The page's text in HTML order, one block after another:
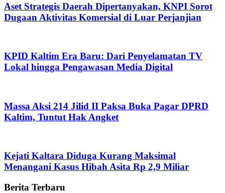
Aset Strategis Daerah Dipertanyakan, KNPI Sorot
Dugaan Aktivitas Komersial di Luar Perjanjian
KPID Kaltim Era Baru: Dari Penyelamatan TV
Lokal hingga Pengawasan Media Digital
Massa Aksi 214 Jilid II Paksa Buka Pagar DPRD
Kaltim, Tuntut Hak Angket
Kejati Kaltara Diduga Kurang Maksimal
Menangani Kasus Hibah Asita Rp 2,9 Miliar
Berita Terbaru